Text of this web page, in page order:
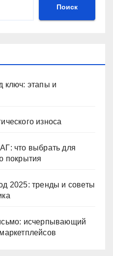
Поиск
ключ: этапы и
износа
что выбрать для
покрытия
2025: тренды и советы
исчерпывающий